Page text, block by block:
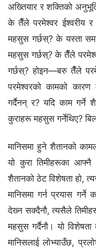
अख्तियार र शक्तिको
के तैँले परमेश्‍वर ईश्‍वरीय
महसुस गर्छस्? के यस्ता
महसुस गर्छस्? के तैँले
गर्छस्? होइन—बरु तैँले
परमेश्‍वरको कामको
गर्दैनन् र? यदि काम
कुराहरू महसुस गर्नेथिए?
मानिसमा हुने शैतानको
यो कुरा तिमीहरूका आफ्नै
शैतानको ठेट विशेषता हो,
मानिसमा गर्न प्रयास
देख्‍न सक्दैनौ, त्यसैले
महसुस गर्दैनौ। यो
मानिसलाई लोभ्याउँछ,